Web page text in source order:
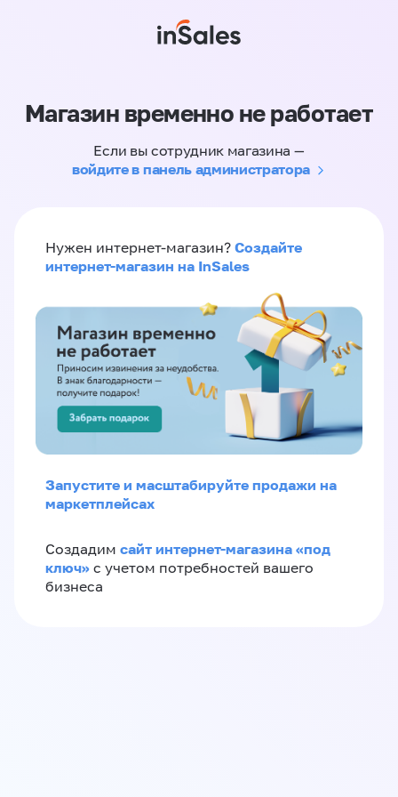
Магазин временно не работает
Если вы сотрудник магазина —
войдите в панель администратора
Нужен интернет-магазин? Создайте
интернет-магазин на InSales
Запустите и масштабируйте продажи на
маркетплейсах
Создадим сайт интернет-магазина «под
ключ» с учетом потребностей вашего
бизнеса